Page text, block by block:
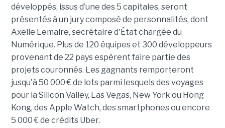
développés, issus d’une des 5 capitales, seront
présentés à un jury composé de personnalités, dont
Axelle Lemaire, secrétaire d'État chargée du
Numérique. Plus de 120 équipes et 300 développeurs
provenant de 22 pays espèrent faire partie des
projets couronnés. Les gagnants remporteront
jusqu'à 50 000 € de lots parmi lesquels des voyages
pour la Silicon Valley, Las Vegas, New York ou Hong
Kong, des Apple Watch, des smartphones ou encore
5 000 € de crédits Uber.